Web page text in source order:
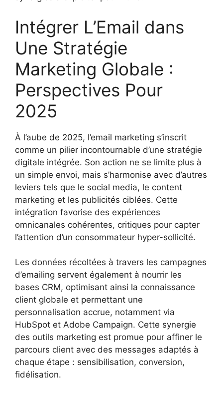
Intégrer L’Email dans
Une Stratégie
Marketing Globale :
Perspectives Pour
2025
À l’aube de 2025, l’email marketing s’inscrit
comme un pilier incontournable d’une stratégie
digitale intégrée. Son action ne se limite plus à
un simple envoi, mais s’harmonise avec d’autres
leviers tels que le social media, le content
marketing et les publicités ciblées. Cette
intégration favorise des expériences
omnicanales cohérentes, critiques pour capter
l’attention d’un consommateur hyper-sollicité.
Les données récoltées à travers les campagnes
d’emailing servent également à nourrir les
bases CRM, optimisant ainsi la connaissance
client globale et permettant une
personnalisation accrue, notamment via
HubSpot et Adobe Campaign. Cette synergie
des outils marketing est promue pour affiner le
parcours client avec des messages adaptés à
chaque étape : sensibilisation, conversion,
fidélisation.